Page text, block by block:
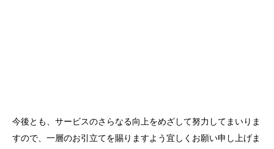
今後とも、サービスのさらなる向上をめざして努力してまいりま
すので、一層のお引立てを賜りますよう宜しくお願い申し上げま